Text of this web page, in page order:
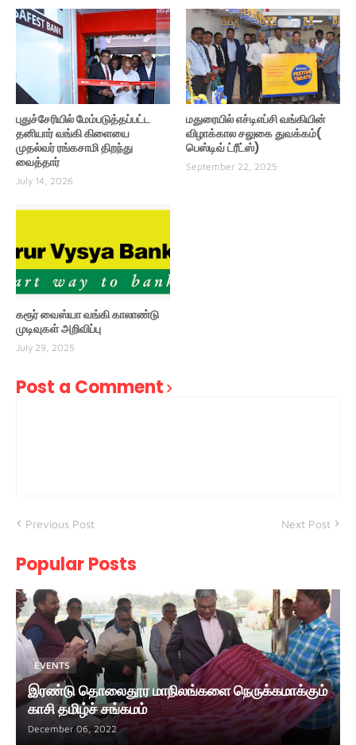
புதுச்சேரியில் மேம்படுத்தப்பட்ட
தனியார் வங்கி கிளையை
முதல்வர் ரங்கசாமி திறந்து
வைத்தார்
July 14, 2026
மதுரையில் எச்டிஎப்சி வங்கியின்
விழாக்கால சலுகை துவக்கம்(
பெஸ்டிவ் ட்ரீட்ஸ்)
September 22, 2025
கரூர் வைஸ்யா வங்கி காலாண்டு
முடிவுகள் அறிவிப்பு
July 29, 2025
Post a Comment
Previous Post Next Post
Popular Posts
EVENTS
இரண்டு தொலைதூர மாநிலங்களை நெருக்கமாக்கும்
காசி தமிழ்ச் சங்கமம்
December 06, 2022